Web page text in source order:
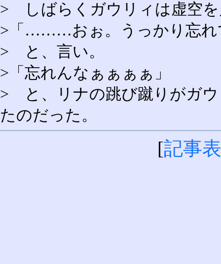
> しばらくガウリィは虚空
>「………おぉ。うっかり忘れ
> と、言い。
>「忘れんなぁぁぁぁ」
> と、リナの跳び蹴りがガ
たのだった。
[記事